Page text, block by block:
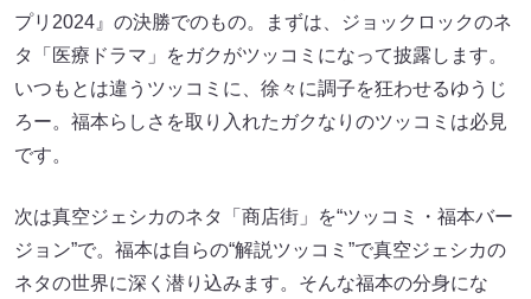
プリ2024』の決勝でのもの。まずは、ジョックロックのネ
タ「医療ドラマ」をガクがツッコミになって披露します。
いつもとは違うツッコミに、徐々に調子を狂わせるゆうじ
ろー。福本らしさを取り入れたガクなりのツッコミは必見
です。
次は真空ジェシカのネタ「商店街」を“ツッコミ・福本バー
ジョン”で。福本は自らの“解説ツッコミ”で真空ジェシカの
ネタの世界に深く潜り込みます。そんな福本の分身にな